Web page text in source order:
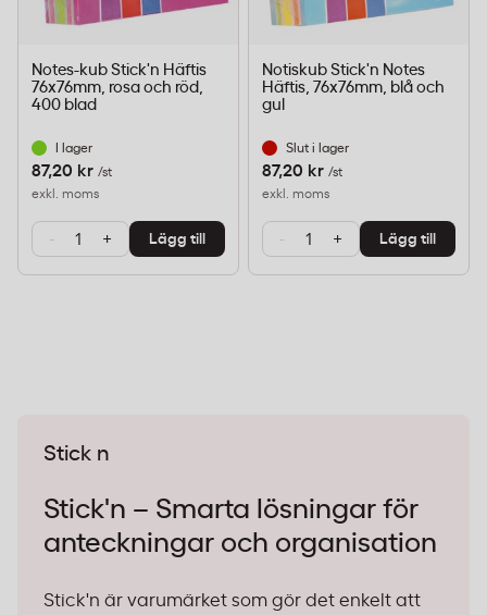
Notes-kub Stick'n Häftis
76x76mm, rosa och röd,
400 blad
I lager
87,20 kr /st
exkl. moms
- + Lägg till
Notiskub Stick'n Notes
Häftis, 76x76mm, blå och
gul
Slut i lager
87,20 kr /st
exkl. moms
- + Lägg till
Stick n
Stick'n – Smarta lösningar för
anteckningar och organisation
Stick'n är varumärket som gör det enkelt att